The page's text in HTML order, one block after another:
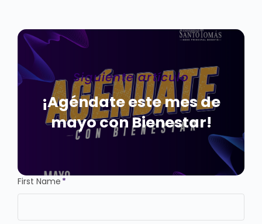
Siguiente artículo
¡Agéndate este mes de
mayo con Bienestar!
First Name *